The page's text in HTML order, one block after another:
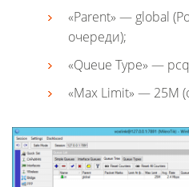
«Parent» — global
очереди);
«Queue Type» —
«Max Limit» — 25M